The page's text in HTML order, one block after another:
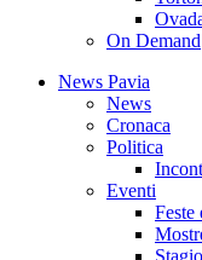
On Demand
News Pavia
News
Cronaca
Politica
Eventi
Feste